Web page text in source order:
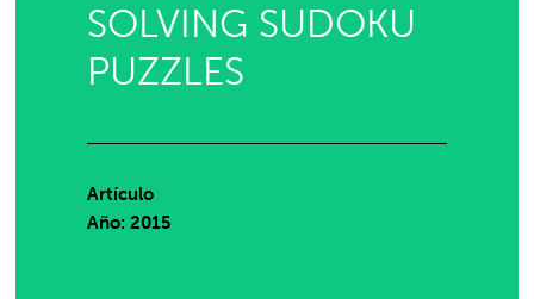
SOLVING SUDOKU
PUZZLES
Artículo
Año: 2015